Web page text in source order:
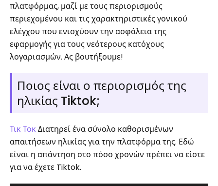
πλατφόρμας, μαζί με τους περιορισμούς
περιεχομένου και τις χαρακτηριστικές γονικού
ελέγχου που ενισχύουν την ασφάλεια της
εφαρμογής για τους νεότερους κατόχους
λογαριασμών. Ας βουτήξουμε!
Ποιος είναι ο περιορισμός της
ηλικίας Tiktok;
Τικ Τοκ Διατηρεί ένα σύνολο καθορισμένων
απαιτήσεων ηλικίας για την πλατφόρμα της. Εδώ
είναι η απάντηση στο πόσο χρονών πρέπει να είστε
για να έχετε Tiktok.